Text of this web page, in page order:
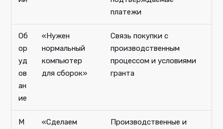
платежи
Об
ор
уд
ов
ан
ие
«Нужен
нормальный
компьютер
для сборок»
Связь покупки с
производственным
процессом и условиями
гранта
М
«Сделаем
Производственные и